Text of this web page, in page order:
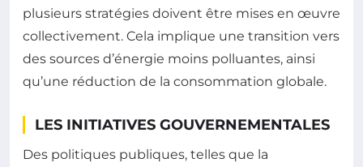
plusieurs stratégies doivent être mises en œuvre
collectivement. Cela implique une transition vers
des sources d’énergie moins polluantes, ainsi
qu’une réduction de la consommation globale.
LES INITIATIVES GOUVERNEMENTALES
Des politiques publiques, telles que la